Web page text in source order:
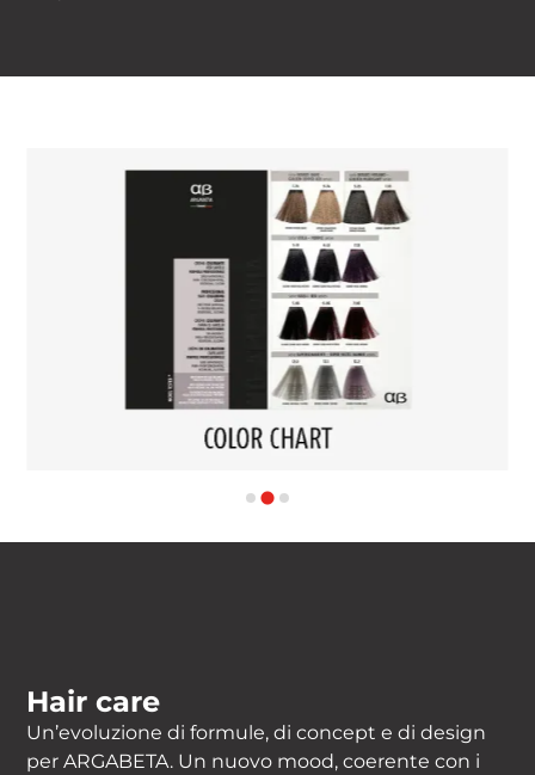
Hair care
Un’evoluzione di formule, di concept e di design
per ARGABETA. Un nuovo mood, coerente con i